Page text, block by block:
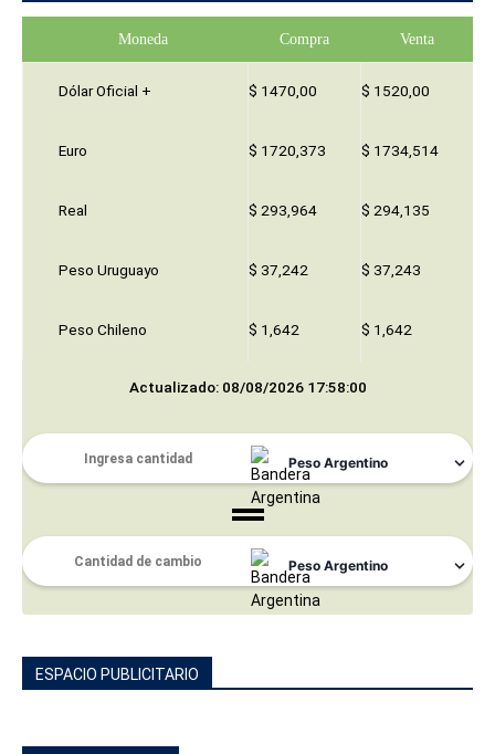
Moneda Compra Venta
Dólar Oficial + $ 1470,00 $ 1520,00
Euro $ 1720,373 $ 1734,514
Real $ 293,964 $ 294,135
Peso Uruguayo $ 37,242 $ 37,243
Peso Chileno $ 1,642 $ 1,642
Actualizado: 08/08/2026 17:58:00
ESPACIO PUBLICITARIO